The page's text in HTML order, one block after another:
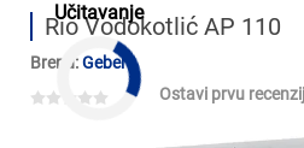
Učitavanje
Rio Vodokotlić AP 110
Brend:Geberit
Ostavi prvu